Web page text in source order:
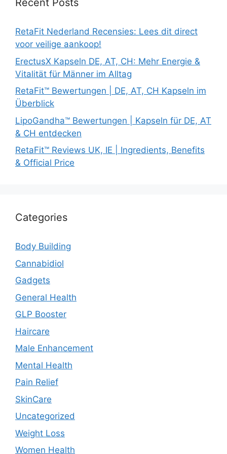
Recent Posts
RetaFit Nederland Recensies: Lees dit direct
voor veilige aankoop!
ErectusX Kapseln DE, AT, CH: Mehr Energie &
Vitalität für Männer im Alltag
RetaFit™ Bewertungen | DE, AT, CH Kapseln im
Überblick
LipoGandha™ Bewertungen | Kapseln für DE, AT
& CH entdecken
RetaFit™ Reviews UK, IE | Ingredients, Benefits
& Official Price
Categories
Body Building
Cannabidiol
Gadgets
General Health
GLP Booster
Haircare
Male Enhancement
Mental Health
Pain Relief
SkinCare
Uncategorized
Weight Loss
Women Health